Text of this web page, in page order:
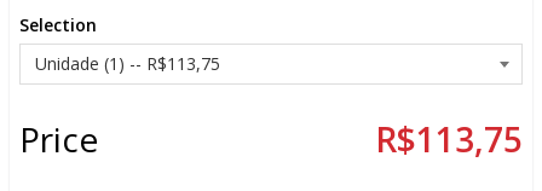
Selection
Price R$113,75